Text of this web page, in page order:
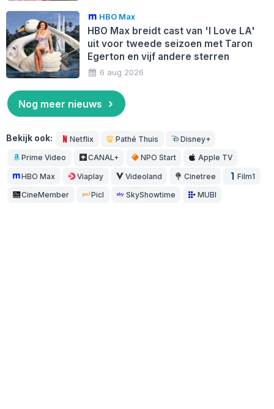
HBO Max
HBO Max breidt cast van 'I Love LA'
uit voor tweede seizoen met Taron
Egerton en vijf andere sterren
6 aug 2026
Nog meer nieuws
Bekijk ook: Netflix Pathé Thuis Disney+
Prime Video CANAL+ NPO Start Apple TV
HBO Max Viaplay Videoland Cinetree Film1
CineMember Picl SkyShowtime MUBI